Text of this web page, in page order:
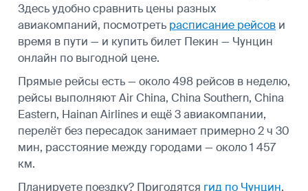
Здесь удобно сравнить цены разных
авиакомпаний, посмотреть расписание рейсов и
время в пути — и купить билет Пекин — Чунцин
онлайн по выгодной цене.
Прямые рейсы есть — около 498 рейсов в неделю,
рейсы выполняют Air China, China Southern, China
Eastern, Hainan Airlines и ещё 3 авиакомпании,
перелёт без пересадок занимает примерно 2 ч 30
мин, расстояние между городами — около 1 457
км.
Планируете поездку? Пригодятся гид по Чунцин,